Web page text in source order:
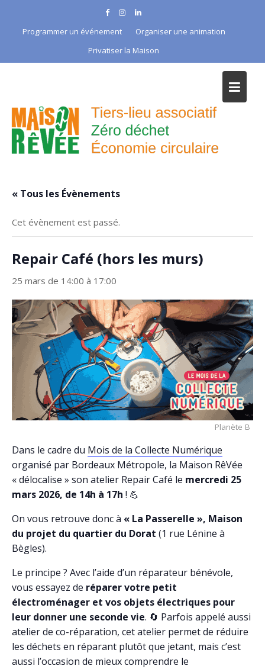
contentProgrammer un événement
Organiser une animation
Privatiser la Maison
« Tous les Évènements
Cet évènement est passé.
Repair Café (hors les murs)
25 mars de 14:00 à 17:00
Planète B
Dans le cadre du Mois de la Collecte Numérique
organisé par Bordeaux Métropole, la Maison RêVée
« délocalise » son atelier Repair Café le mercredi 25
mars 2026, de 14h à 17h ! 💪
On vous retrouve donc à « La Passerelle », Maison
du projet du quartier du Dorat (1 rue Lénine à
Bègles).
Le principe ? Avec l’aide d’un réparateur bénévole,
vous essayez de réparer votre petit
électroménager et vos objets électriques pour
leur donner une seconde vie. 🔄 Parfois appelé aussi
atelier de co-réparation, cet atelier permet de réduire
les déchets en réparant plutôt que jetant, mais c’est
aussi l’occasion de mieux comprendre le